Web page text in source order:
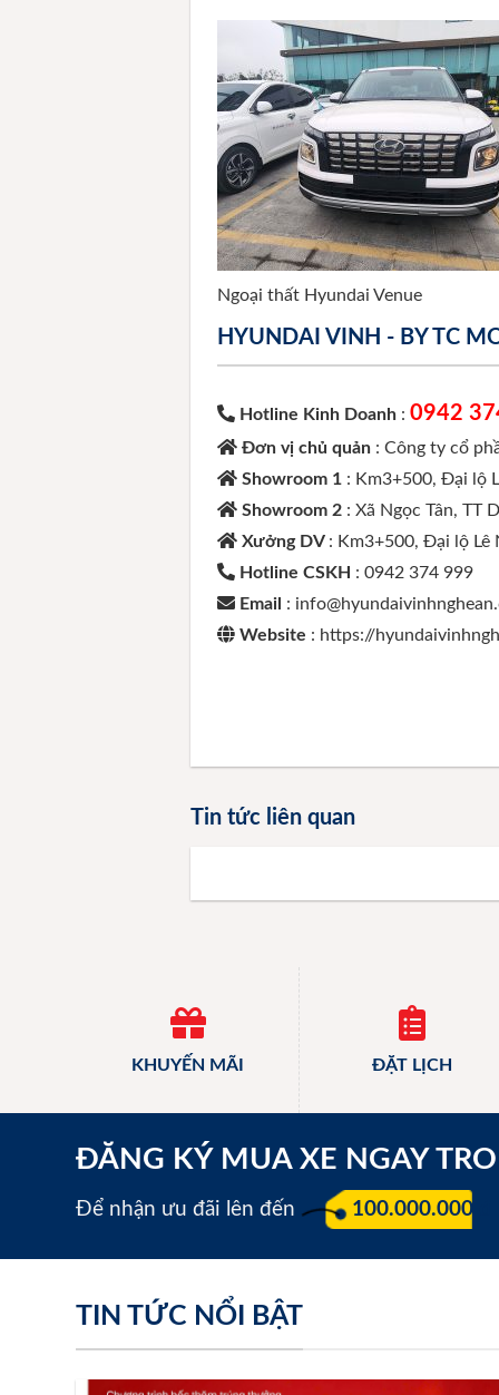
Ngoại thất Hyundai Venue
HYUNDAI VINH - BY TC
Hotline Kinh Doanh :0942
Đơn vị chủ quản : Công ty cổ
Showroom 1 : Km3+500, Đại lộ
Showroom 2 : Xã Ngọc Tân, TT
Xưởng DV : Km3+500, Đại lộ Lê
Hotline CSKH : 0942 374 999
Email :
Website : https://
Tin tức liên quan
KHUYẾN MÃI ĐẶT LỊCH
ĐĂNG KÝ MUA XE NGAY
Để nhận ưu đãi lên đến 100.000.000 đ
TIN TỨC NỔI BẬT